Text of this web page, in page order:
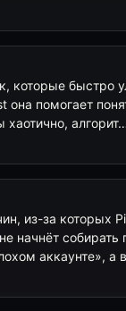
которые быстро
помогает
из-за которых
начнёт
аккаунте», а